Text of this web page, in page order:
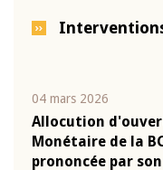
04 mars 2026
Allocution
Monétaire de la
prononcée par